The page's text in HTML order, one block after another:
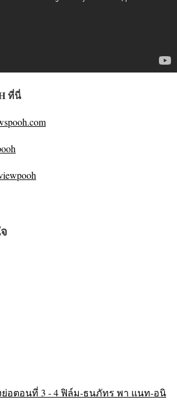
ที่นี่
ย่อตอนที่ 3 - 4 ฟิล์ม-ธนภัทร พา แนท-อนิ